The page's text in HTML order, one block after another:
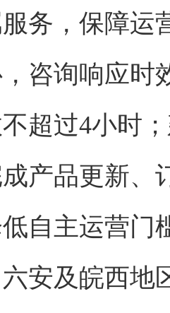
务，保障运
咨询响应时
超过4小时
产品更新、
自主运营门
安及皖西地